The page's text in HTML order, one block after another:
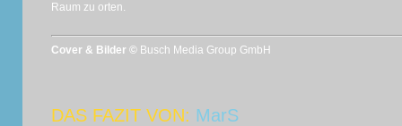
Raum zu orten.
Cover & Bilder © Busch Media Group GmbH
DAS FAZIT VON: MarS